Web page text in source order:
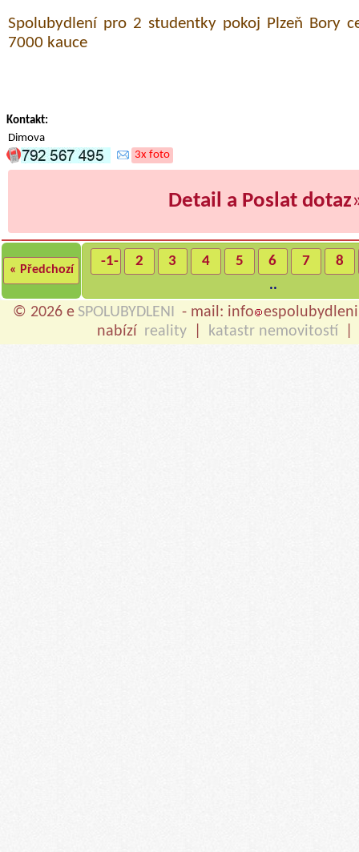
Spolubydlení pro 2 studentky pokoj Plzeň Bory
7000 kauce
Kontakt:
Dimova
3x foto
Detail a Poslat dotaz
« Předchozí
-1- 2 3 4 5 6 7
8
..
© 2026 e SPOLUBYDLENI - mail: info
nabízí reality katastr nemovitostí